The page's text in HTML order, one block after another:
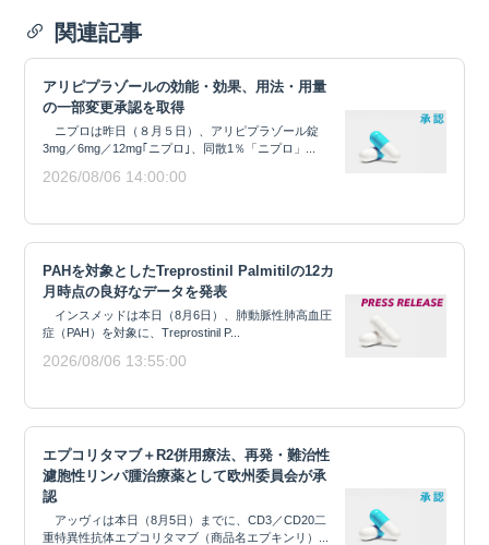
関連記事
アリピプラゾールの効能・効果、用法・用量
の一部変更承認を取得
ニプロは昨日（８月５日）、アリピプラゾール錠
3mg／6mg／12mg｢ニプロ｣、同散1％「ニプロ」...
2026/08/06 14:00:00
PAHを対象としたTreprostinil Palmitilの12カ
月時点の良好なデータを発表
インスメッドは本日（8月6日）、肺動脈性肺高血圧
症（PAH）を対象に、Treprostinil P...
2026/08/06 13:55:00
エプコリタマブ＋R2併用療法、再発・難治性
濾胞性リンパ腫治療薬として欧州委員会が承
認
アッヴィは本日（8月5日）までに、CD3／CD20二
重特異性抗体エプコリタマブ（商品名エプキンリ）...